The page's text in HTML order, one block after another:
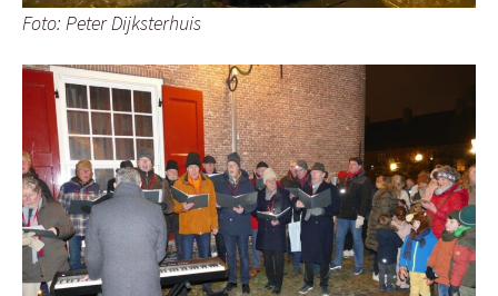
Foto: Peter Dijksterhuis